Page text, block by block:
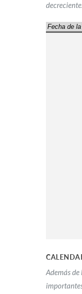
decreciente.
Además